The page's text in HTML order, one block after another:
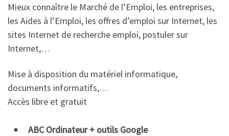
Mieux connaître le Marché de l’Emploi, les entreprises,
les Aides à l’Emploi, les offres d’emploi sur Internet, les
sites Internet de recherche emploi, postuler sur
Internet,…
Mise à disposition du matériel informatique,
documents informatifs,…
Accès libre et gratuit
ABC Ordinateur + outils Google